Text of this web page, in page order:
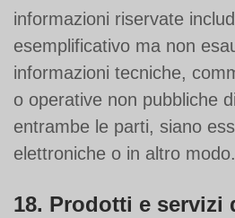
informazioni riservate
esemplificativo ma non
informazioni tecniche,
o operative non pubbliche
entrambe le parti, siano
elettroniche o in altro modo.
18. Prodotti e servizi